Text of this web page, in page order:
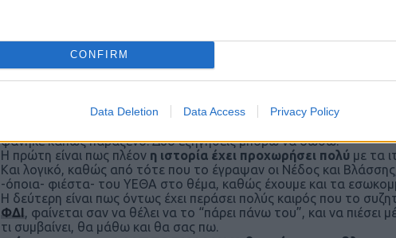
CONFIRM
Data Deletion Data Access Privacy Policy
ολλανδικό ΣΙ-ΕΜ-ΕΣ. Μάλιστα, ένα από τα βασικότερα
και τοΑΘΕΝΑ
Η ΘΑΛΕΣ κάνει ηλεκτρονικά, η ΝΑΒΑΛ κάνει
εξειδικευμένη εταιρεία, το λέει η κοινή λογική.
Μιλώντας για πλοία, ο Μητσοτάκης στην εβδομαδιαία του
η
φάνηκε κάπως παράξενο. Δυο εξηγήσεις μπορώ να δώσω.
Η πρώτη είναι πως πλέον η ιστορία έχει προχωρήσει πολύ με τα
Και λογικό, καθώς από τότε που το έγραψαν οι Νέδος και
-όποια- φιέστα- του ΥΕΘΑ στο θέμα, καθώς έχουμε και τα
Η δεύτερη είναι πως όντως έχει περάσει πολύς καιρός που το
ΦΔΙ, φαίνεται σαν να θέλει να το “πάρει πάνω του”, και να πιέσει
τι συμβαίνει, θα μάθω και θα σας πω.